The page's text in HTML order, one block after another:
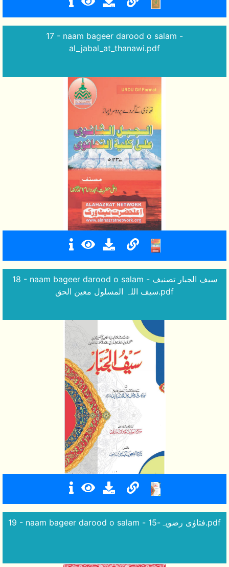
17 - naam bageer darood o salam -
al_jabal_at_thanawi.pdf
18 - naam bageer darood o salam - سیف الجبار تصنیف
سیف اللہ المسلول معین الحق.pdf
19 - naam bageer darood o salam - فتاوٰی رضویہ-15.pdf